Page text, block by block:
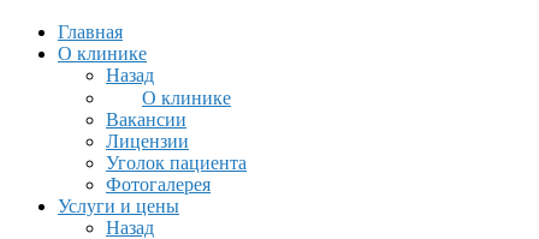
Главная
О клинике
Назад
О клинике
Вакансии
Лицензии
Уголок пациента
Фотогалерея
Услуги и цены
Назад